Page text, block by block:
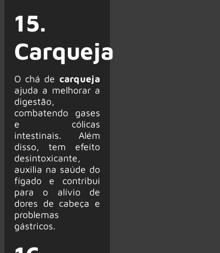
15.
Carqueja
O chá de carqueja
ajuda a melhorar a
digestão,
combatendo gases
e cólicas
intestinais. Além
disso, tem efeito
desintoxicante,
auxilia na saúde do
fígado e contribui
para o alívio de
dores de cabeça e
problemas
gástricos.